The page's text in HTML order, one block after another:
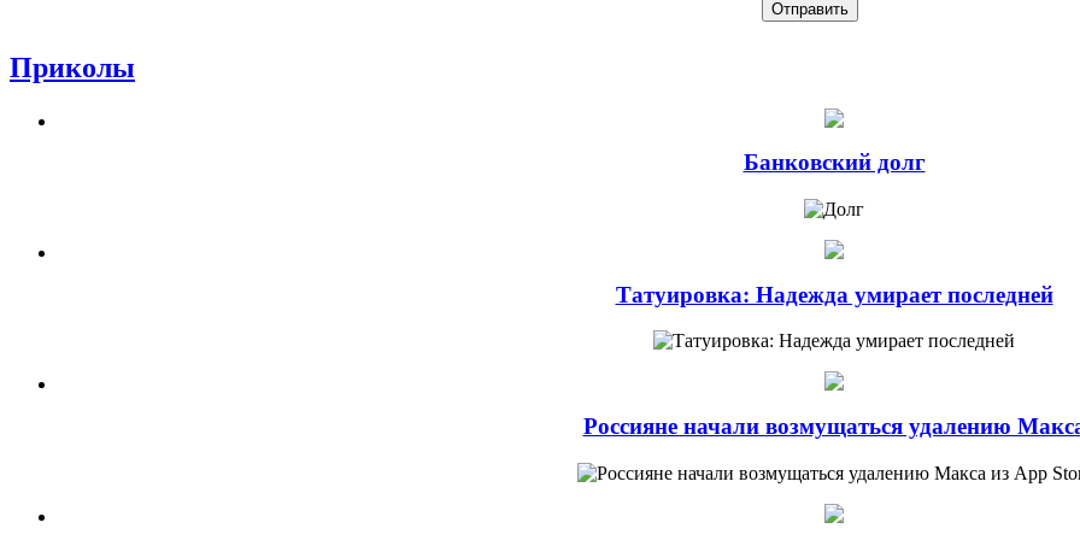
Приколы
Банковский долг
Татуировка: Надежда умирает последней
Россияне начали возмущаться удалению